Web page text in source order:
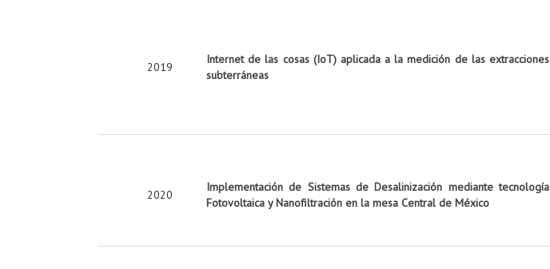
2019
Internet de las cosas (IoT) aplicada a la medición de las extracciones
subterráneas
2020
Implementación de Sistemas de Desalinización mediante tecnología
Fotovoltaica y Nanofiltración en la mesa Central de México